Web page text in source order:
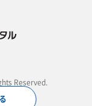
Reserved.